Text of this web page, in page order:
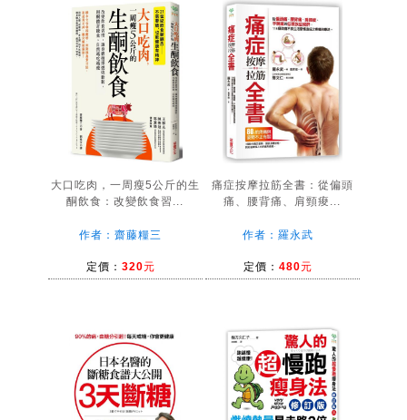
大口吃肉，一周瘦5公斤的生
酮飲食：改變飲食習...
作者：齋藤糧三
定價： 320元
痛症按摩拉筋全書：從偏頭
痛、腰背痛、肩頸痠...
作者：羅永武
定價： 480元